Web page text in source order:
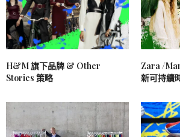
H&M 旗下品牌 & Other
Stories 策略
Zara /
新可持續